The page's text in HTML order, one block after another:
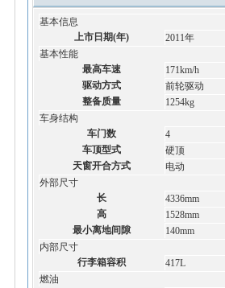
基本信息
上市日期(年)
2011年
基本性能
最高车速
171km/h
驱动方式
前轮驱动
整备质量
1254kg
车身结构
车门数
4
车顶型式
硬顶
天窗开合方式
电动
外部尺寸
长
4336mm
高
1528mm
最小离地间隙
140mm
内部尺寸
行李箱容积
417L
燃油